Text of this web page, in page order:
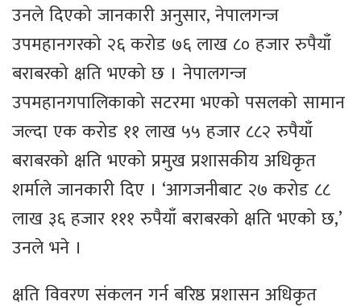
उनले दिएको जानकारी अनुसार, नेपालगन्ज
उपमहानगरको २६ करोड ७६ लाख ८० हजार रुपैयाँ
बराबरको क्षति भएको छ । नेपालगन्ज
उपमहानगपालिकाको सटरमा भएको पसलको सामान
जल्दा एक करोड ११ लाख ५५ हजार ८८२ रुपैयाँ
बराबरको क्षति भएको प्रमुख प्रशासकीय अधिकृत
शर्माले जानकारी दिए । ‘आगजनीबाट २७ करोड ८८
लाख ३६ हजार १११ रुपैयाँ बराबरको क्षति भएको छ,’
उनले भने ।
क्षति विवरण संकलन गर्न बरिष्ठ प्रशासन अधिकृत